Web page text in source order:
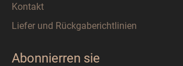
Kontakt
Liefer und Rückgaberichtlinien
Abonnierren sie